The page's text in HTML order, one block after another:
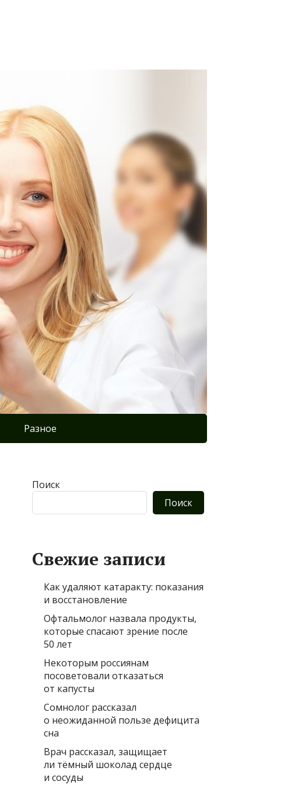
Разное
Поиск
Поиск
Свежие записи
Как удаляют катаракту: показания
и восстановление
Офтальмолог назвала продукты,
которые спасают зрение после
50 лет
Некоторым россиянам
посоветовали отказаться
от капусты
Сомнолог рассказал
о неожиданной пользе дефицита
сна
Врач рассказал, защищает
ли тёмный шоколад сердце
и сосуды